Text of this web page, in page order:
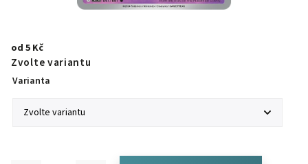
od 5 Kč
Zvolte variantu
Varianta